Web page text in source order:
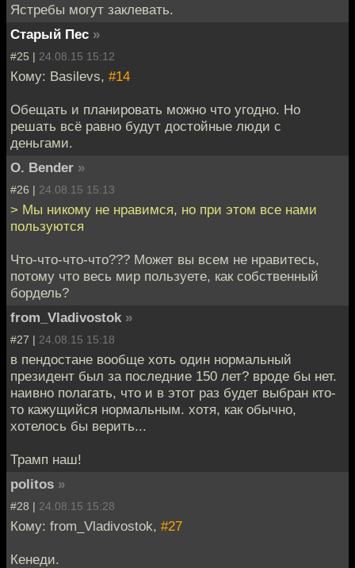
Ястребы могут заклевать.
Старый Пес »
#25 | 24.08.15 15:12
Кому: Basilevs, #14
Обещать и планировать можно что угодно. Но
решать всё равно будут достойные люди с
деньгами.
O. Bender »
#26 | 24.08.15 15:13
> Мы никому не нравимся, но при этом все нами
пользуются
Что-что-что-что??? Может вы всем не нравитесь,
потому что весь мир пользуете, как собственный
бордель?
from_Vladivostok »
#27 | 24.08.15 15:18
в пендостане вообще хоть один нормальный
президент был за последние 150 лет? вроде бы нет.
наивно полагать, что и в этот раз будет выбран кто-
то кажущийся нормальным. хотя, как обычно,
хотелось бы верить...
Трамп наш!
politos »
#28 | 24.08.15 15:28
Кому: from_Vladivostok, #27
Кенеди.